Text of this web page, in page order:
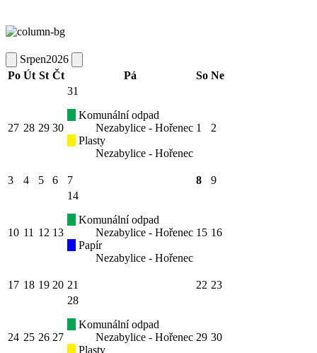
Srpen2026
Po Út St Čt Pá So Ne
27 28 29 30
31
Komunální odpad
Nezabylice - Hořenec
Plasty
Nezabylice - Hořenec
1 2
3 4 5 6 7 8 9
10 11 12 13
14
Komunální odpad
Nezabylice - Hořenec
Papír
Nezabylice - Hořenec
15 16
17 18 19 20 21 22 23
24 25 26 27
28
Komunální odpad
Nezabylice - Hořenec
Plasty
29 30